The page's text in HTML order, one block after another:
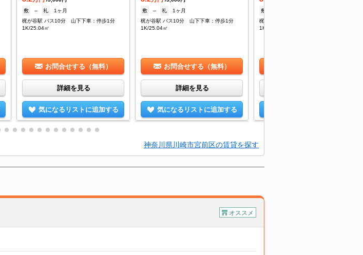
敷
-- 礼
1ヶ月
梶が谷駅 バス10分 山下下車：停歩1分
1K/25.04㎡
お問合せする（無料）
詳細を見る
気になるリストに追加する
敷
-- 礼
1ヶ月
梶が谷駅 バス10分 山下下車：停歩1分
1K/25.04㎡
お問合せする（無料）
詳細を見る
気になるリストに追加する
敷
梶が谷駅 バス10分 山下下車：停歩1分
1K/25.04㎡
神奈川県川崎市宮前区の賃貸を探す
オススメ